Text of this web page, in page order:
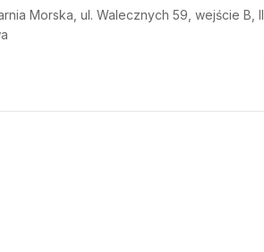
Morska, ul. Walecznych 59, wejście B, II